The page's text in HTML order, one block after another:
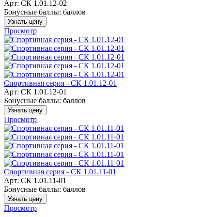
Арт: СК 1.01.12-02
Бонусные баллы: баллов
Узнать цену
Просмотр
Спортивная серия - СК 1.01.12-01
Арт: СК 1.01.12-01
Бонусные баллы: баллов
Узнать цену
Просмотр
Спортивная серия - СК 1.01.11-01
Арт: СК 1.01.11-01
Бонусные баллы: баллов
Узнать цену
Просмотр